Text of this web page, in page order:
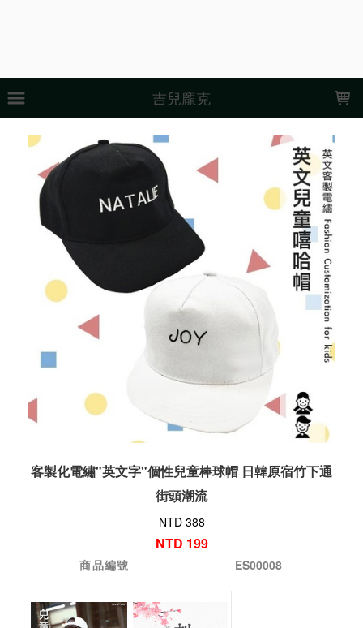
吉兒龐克
客製化電繡"英文字"個性兒童棒球帽 日韓原宿竹下通
街頭潮流
NTD 388
NTD 199
商品編號 ES00008